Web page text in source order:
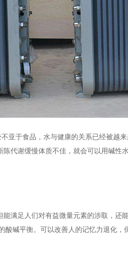
亚于食品，水与健康的关系已经被越
代谢缓慢体质不佳，就会可以用碱性
满足人们对有益微量元素的涉取，还
碱平衡。可以改善人的记忆力退化，